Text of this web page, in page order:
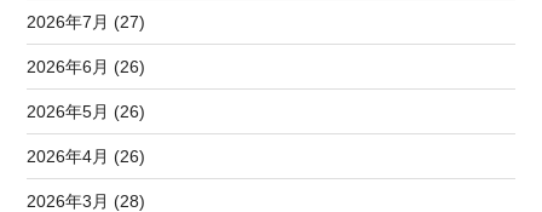
2026年7月 (27)
2026年6月 (26)
2026年5月 (26)
2026年4月 (26)
2026年3月 (28)